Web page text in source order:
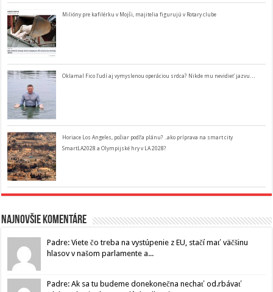
Milióny pre kafilérku v Mojši, majitelia figurujú v Rotary clube
Oklamal Fico ľudí aj vymyslenou operáciou srdca? Nikde mu nevidieť jazvu…
Horiace Los Angeles, požiar podľa plánu? ..ako príprava na smart city
SmartLA2028 a Olympijské hry v LA 2028?
Najnovšie komentáre
Padre: Viete čo treba na vystúpenie z EU, stačí mať väčšinu
hlasov v našom parlamente a...
Padre: Ak sa tu budeme donekonečna nechať od.rbávať